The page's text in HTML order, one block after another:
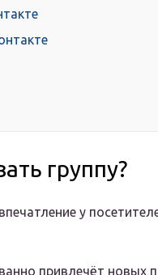
группу?
у
привлечёт новых